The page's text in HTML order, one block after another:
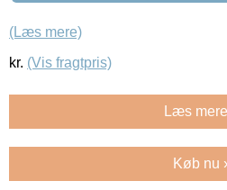
(Læs mere)
kr. (Vis fragtpris)
Læs
Køb nu